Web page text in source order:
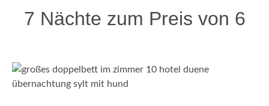
7 Nächte zum Preis von 6